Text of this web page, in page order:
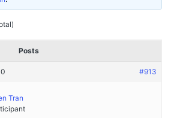
Posts
#913
Tran